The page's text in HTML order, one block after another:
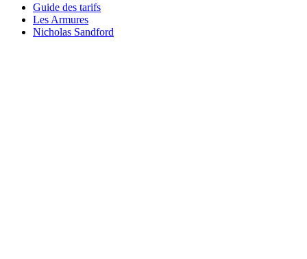
Guide des tarifs
Les Armures
Nicholas Sandford